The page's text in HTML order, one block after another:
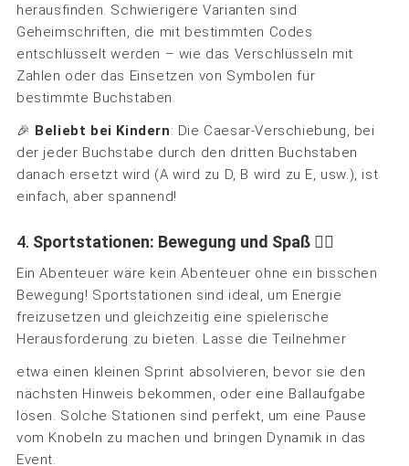
herausfinden. Schwierigere Varianten sind
Geheimschriften, die mit bestimmten Codes
entschlüsselt werden – wie das Verschlüsseln mit
Zahlen oder das Einsetzen von Symbolen für
bestimmte Buchstaben.
🎉 Beliebt bei Kindern: Die Caesar-Verschiebung, bei
der jeder Buchstabe durch den dritten Buchstaben
danach ersetzt wird (A wird zu D, B wird zu E, usw.), ist
einfach, aber spannend!
4. Sportstationen: Bewegung und Spaß 🏃‍♂️
Ein Abenteuer wäre kein Abenteuer ohne ein bisschen
Bewegung! Sportstationen sind ideal, um Energie
freizusetzen und gleichzeitig eine spielerische
Herausforderung zu bieten. Lasse die Teilnehmer
etwa einen kleinen Sprint absolvieren, bevor sie den
nächsten Hinweis bekommen, oder eine Ballaufgabe
lösen. Solche Stationen sind perfekt, um eine Pause
vom Knobeln zu machen und bringen Dynamik in das
Event.